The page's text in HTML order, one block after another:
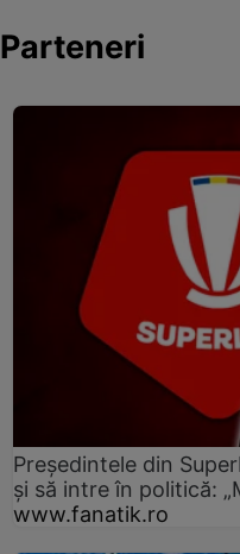
Parteneri
Președintele din
și să intre în politică:
www.fanatik.ro